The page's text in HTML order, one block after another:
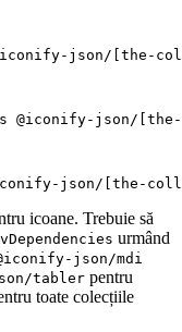
json/[the-
@iconify-json/
json/[the-
icoane. Trebuie să
urmând
json/mdi
tabler pentru
toate colecțiile